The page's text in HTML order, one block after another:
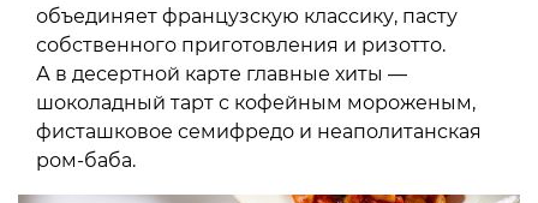
объединяет французскую классику, пасту
собственного приготовления и ризотто.
А в десертной карте главные хиты —
шоколадный тарт с кофейным мороженым,
фисташковое семифредо и неаполитанская
ром-баба.